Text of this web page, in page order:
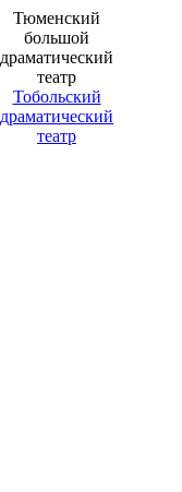
Тюменский
большой
драматический
театр
Тобольский
драматический
театр